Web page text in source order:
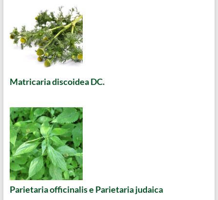
Matricaria discoidea DC.
Parietaria officinalis e Parietaria judaica